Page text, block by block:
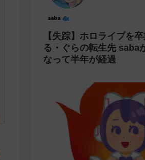
【失踪】ホロライブを
る・ぐらの転生先 saba
なって半年が経過